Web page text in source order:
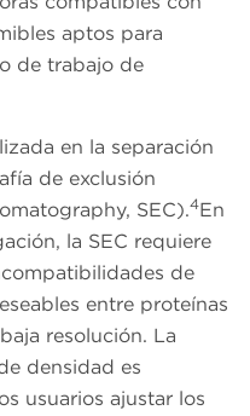
aptos para
de trabajo de
en la separación
de exclusión
SEC).4En
la SEC requiere
de
entre proteínas
resolución. La
densidad es
usuarios ajustar los